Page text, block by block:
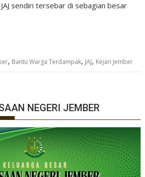
JAJ sendiri tersebar di sebagian besar
, Bantu Warga Terdampak, JAJ, Kejari Jember
NEGERI JEMBER